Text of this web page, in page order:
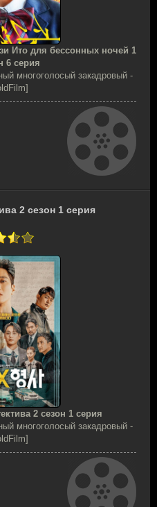
Ито для бессонных ночей 1
6 серия
многоголосый закадровый -
2 сезон 1 серия
2 сезон 1 серия
многоголосый закадровый -